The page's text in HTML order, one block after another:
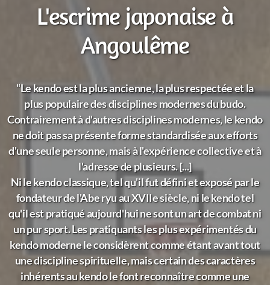
L'escrime japonaise à
Angoulême
“Le kendo est la plus ancienne, la plus respectée et la
plus populaire des disciplines modernes du budo.
Contrairement à d'autres disciplines modernes, le kendo
ne doit pas sa présente forme standardisée aux efforts
d'une seule personne, mais à l'expérience collective et à
l'adresse de plusieurs. [...]
Ni le kendo classique, tel qu'il fut défini et exposé par le
fondateur de l'Abe ryu au XVIIe siècle, ni le kendo tel
qu'il est pratiqué aujourd'hui ne sont un art de combat ni
un pur sport. Les pratiquants les plus expérimentés du
kendo moderne le considèrent comme étant avant tout
une discipline spirituelle, mais certain des caractères
inhérents au kendo le font reconnaître comme une